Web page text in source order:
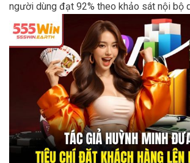
người dùng đạt 92% theo khảo sát nội bộ